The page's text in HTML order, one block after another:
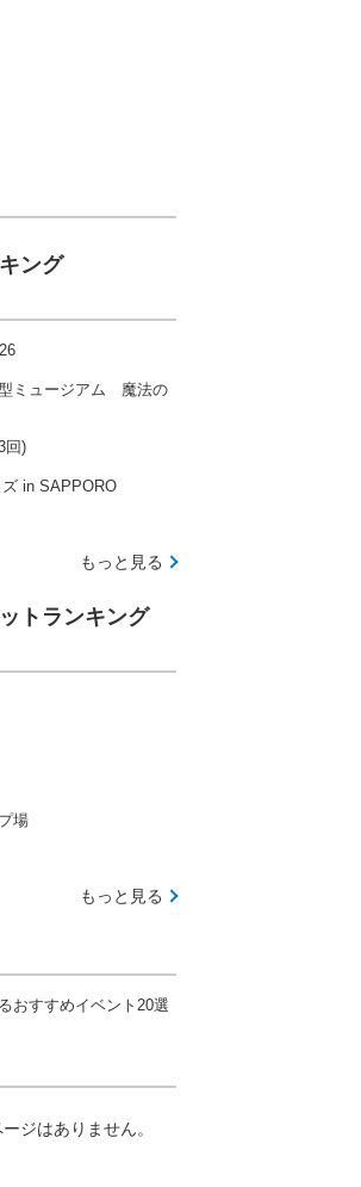
ング
ミュージアム 魔法の
回)
in SAPPORO
もっと見る
トランキング
場
もっと見る
おすすめイベント20選
ジはありません。